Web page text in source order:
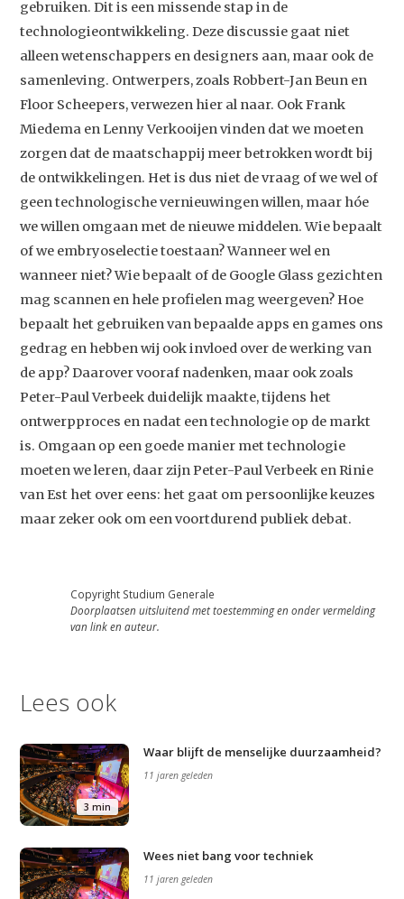
gebruiken. Dit is een missende stap in de
technologieontwikkeling. Deze discussie gaat niet
alleen wetenschappers en designers aan, maar ook de
samenleving. Ontwerpers, zoals Robbert-Jan Beun en
Floor Scheepers, verwezen hier al naar. Ook Frank
Miedema en Lenny Verkooijen vinden dat we moeten
zorgen dat de maatschappij meer betrokken wordt bij
de ontwikkelingen. Het is dus niet de vraag of we wel of
geen technologische vernieuwingen willen, maar hóe
we willen omgaan met de nieuwe middelen. Wie bepaalt
of we embryoselectie toestaan? Wanneer wel en
wanneer niet? Wie bepaalt of de Google Glass gezichten
mag scannen en hele profielen mag weergeven? Hoe
bepaalt het gebruiken van bepaalde apps en games ons
gedrag en hebben wij ook invloed over de werking van
de app? Daarover vooraf nadenken, maar ook zoals
Peter-Paul Verbeek duidelijk maakte, tijdens het
ontwerpproces en nadat een technologie op de markt
is. Omgaan op een goede manier met technologie
moeten we leren, daar zijn Peter-Paul Verbeek en Rinie
van Est het over eens: het gaat om persoonlijke keuzes
maar zeker ook om een voortdurend publiek debat.
Copyright Studium Generale
Doorplaatsen uitsluitend met toestemming en onder vermelding
van link en auteur.
Lees ook
3 min
Waar blijft de menselijke duurzaamheid?
11 jaren geleden
Wees niet bang voor techniek
11 jaren geleden